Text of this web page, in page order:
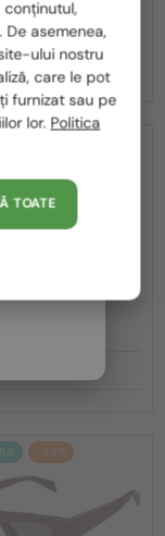
- 52
1 119 RON
-23%
conținutul,
asemenea,
ului nostru
care le pot
furnizat sau pe
lor. Politica
TOATE